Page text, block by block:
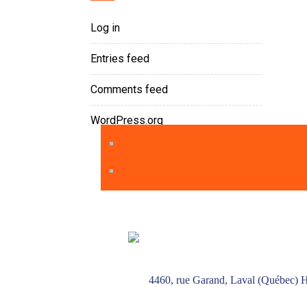
Log in
Entries feed
Comments feed
WordPress.org
4460, rue Garand, Laval (Québec)